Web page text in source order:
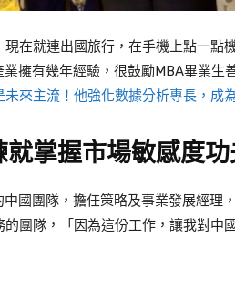
在就連出國旅行，在手機上點一點
業擁有幾年經驗，很鼓勵MBA畢業生
未來主流！他強化數據分析專長，成
掌握市場敏感度
中國團隊，擔任策略及事業發展經理
團隊，「因為這份工作，讓我對中